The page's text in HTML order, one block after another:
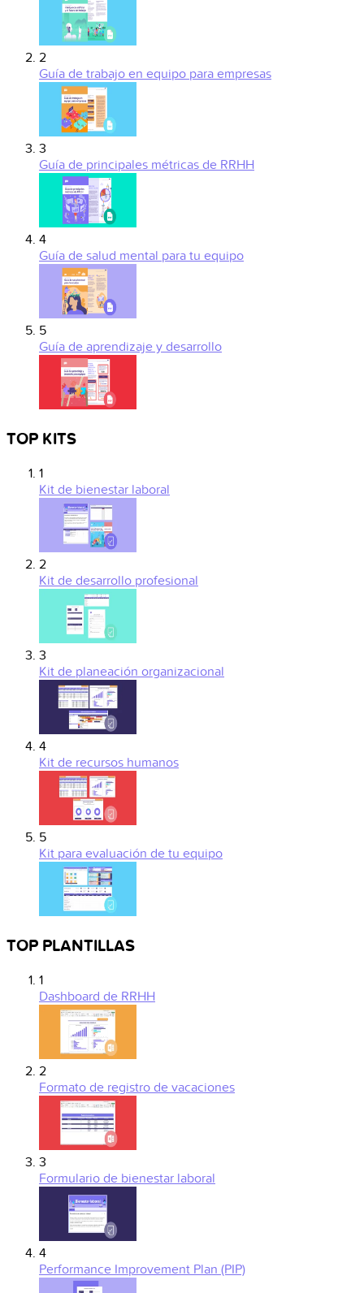
2
Guía de trabajo en equipo para empresas
3
Guía de principales métricas de RRHH
4
Guía de salud mental para tu equipo
5
Guía de aprendizaje y desarrollo
TOP KITS
1
Kit de bienestar laboral
2
Kit de desarrollo profesional
3
Kit de planeación organizacional
4
Kit de recursos humanos
5
Kit para evaluación de tu equipo
TOP PLANTILLAS
1
Dashboard de RRHH
2
Formato de registro de vacaciones
3
Formulario de bienestar laboral
4
Performance Improvement Plan (PIP)